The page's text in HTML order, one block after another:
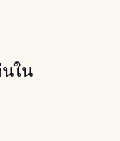
ใน